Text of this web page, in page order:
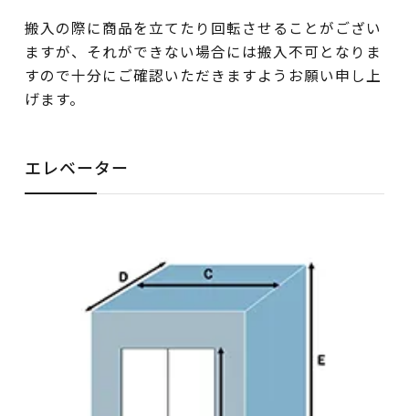
搬入の際に商品を立てたり回転させることがござい
ますが、それができない場合には搬入不可となりま
すので十分にご確認いただきますようお願い申し上
げます。
エレベーター